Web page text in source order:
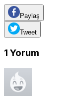
Paylaş
Tweet
1 Yorum